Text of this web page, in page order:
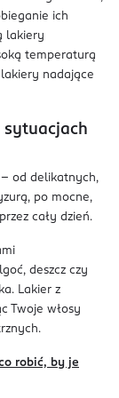
ich
lakiery
temperaturą
nadające
sytuacjach
od delikatnych,
po mocne,
cały dzień.
deszcz czy
Lakier z
Twoje włosy
robić, by je